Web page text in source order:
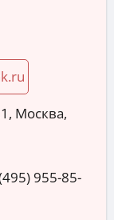
Москва,
955-85-